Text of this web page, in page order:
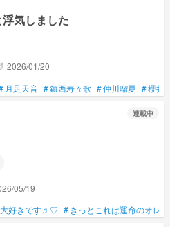
気しました
2026/01/20
月足天音 #鎮西寿々歌 #仲川瑠夏 #櫻井
連載中
05/19
大好きです♬♡ # きっとこれは運命のオレ